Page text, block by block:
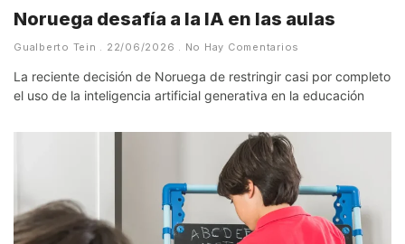
Noruega desafía a la IA en las aulas
Gualberto Tein 22/06/2026 No Hay Comentarios
La reciente decisión de Noruega de restringir casi por completo
el uso de la inteligencia artificial generativa en la educación